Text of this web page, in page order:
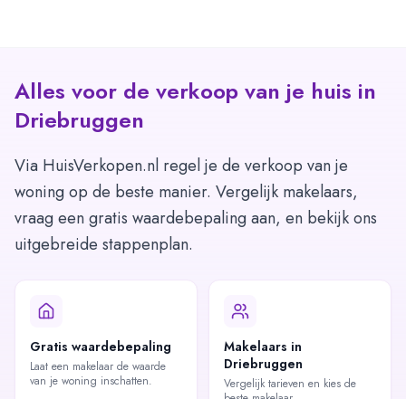
Alles voor de verkoop van je huis in
Driebruggen
Via HuisVerkopen.nl regel je de verkoop van je
woning op de beste manier. Vergelijk makelaars,
vraag een gratis waardebepaling aan, en bekijk ons
uitgebreide stappenplan.
Gratis waardebepaling
Laat een makelaar de waarde
van je woning inschatten.
Makelaars in
Driebruggen
Vergelijk tarieven en kies de